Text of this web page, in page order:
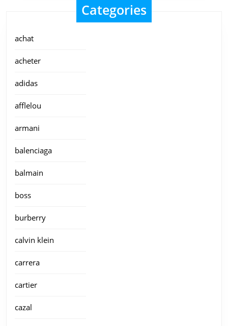
Categories
achat
acheter
adidas
afflelou
armani
balenciaga
balmain
boss
burberry
calvin klein
carrera
cartier
cazal